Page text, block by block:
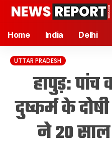
Home India Delhi
UTTAR PRADESH
हापुड़: पांच
दुष्कर्म के
ने 20 साल